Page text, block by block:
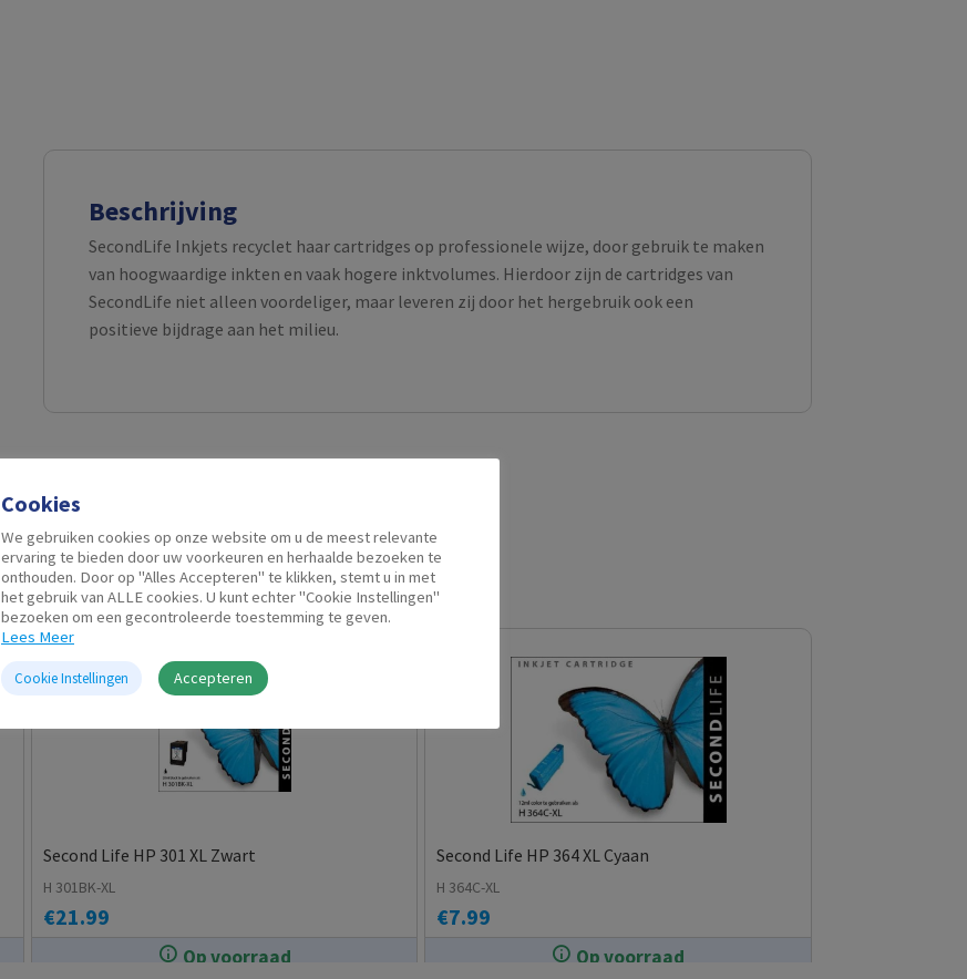
Beschrijving
SecondLife Inkjets recyclet haar cartridges op professionele wijze, door gebruik te maken
van hoogwaardige inkten en vaak hogere inktvolumes. Hierdoor zijn de cartridges van
SecondLife niet alleen voordeliger, maar leveren zij door het hergebruik ook een
positieve bijdrage aan het milieu.
Gerelateerde producten
Op voorraad
Second Life HP 301 XL Zwart
€21.99
H 301BK-XL
Op voorraad
Second Life HP 364 XL Cyaan
€7.99
H 364C-XL
Cookies
We gebruiken cookies op onze website om u de meest relevante
ervaring te bieden door uw voorkeuren en herhaalde bezoeken te
onthouden. Door op "Alles Accepteren" te klikken, stemt u in met
het gebruik van ALLE cookies. U kunt echter "Cookie Instellingen"
bezoeken om een gecontroleerde toestemming te geven.
Lees Meer
Cookie Instellingen Accepteren